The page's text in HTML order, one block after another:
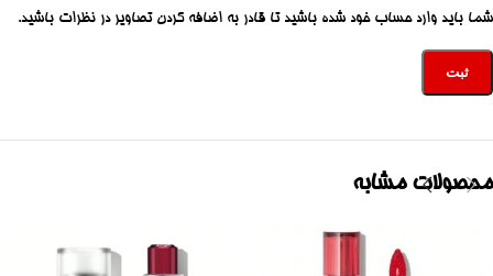
شما باید وارد حساب خود شده باشید تا قادر به اضافه کردن تصاویر در نظرات باشید.
محصولات مشابه